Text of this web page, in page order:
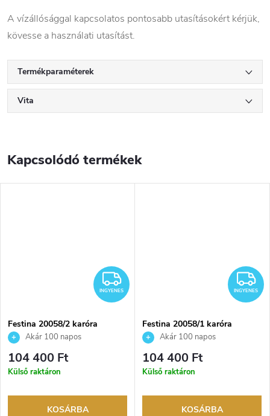
A vízállósággal kapcsolatos pontosabb utasításokért kérjük,
kövesse a használati utasítást.
Termékparaméterek
Vita
Kapcsolódó termékek
INGYENES
INGYENES
Festina 20058/2 karóra
Akár 100 napos
visszaküldési lehetőség. Hivatalos
márkakereskedő.
104 400 Ft
Külső raktáron
KOSÁRBA
INGYENES
Festina 20058/1 karóra
Akár 100 napos
visszaküldési lehetőség. Hivatalos
márkakereskedő.
104 400 Ft
Külső raktáron
KOSÁRBA